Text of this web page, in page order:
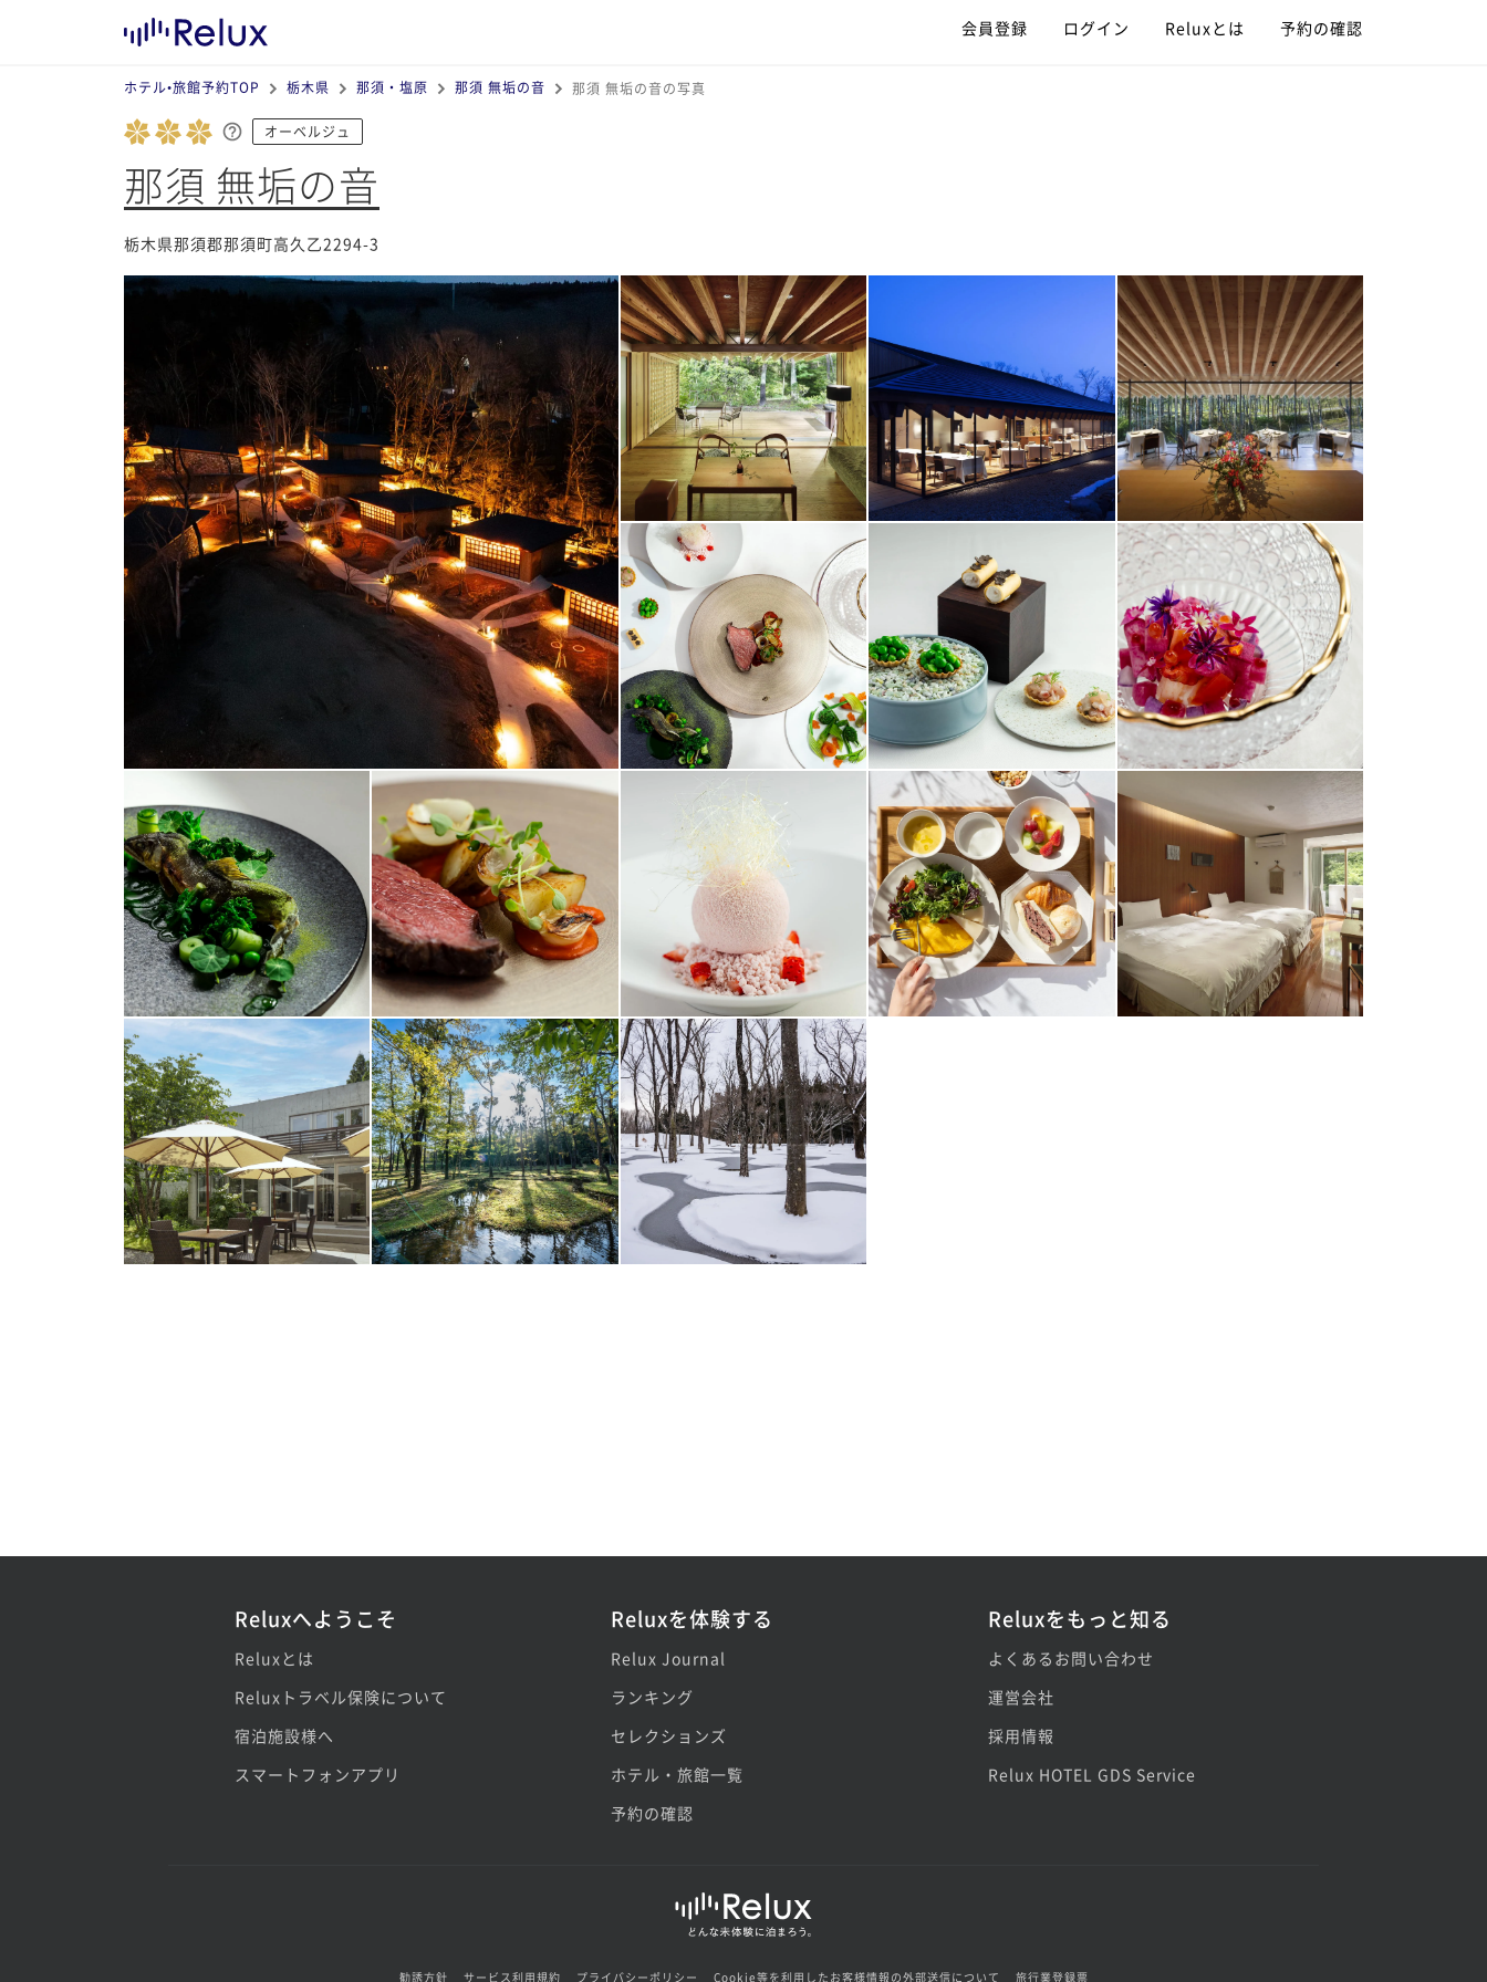
会員登録 ログイン Reluxとは 予約の確認
ホテル•旅館予約TOP 栃木県 那須・塩原 那須 無垢の音 那須 無垢の音の写真
オーベルジュ
那須 無垢の音
栃木県那須郡那須町高久乙2294-3
Reluxへようこそ
Reluxとは
Reluxトラベル保険について
宿泊施設様へ
スマートフォンアプリ
Reluxを体験する
Relux Journal
ランキング
セレクションズ
ホテル・旅館一覧
予約の確認
Reluxをもっと知る
よくあるお問い合わせ
運営会社
採用情報
Relux HOTEL GDS Service
勧誘方針 サービス利用規約 プライバシーポリシー Cookie等を利用したお客様情報の外部送信について 旅行業登録票